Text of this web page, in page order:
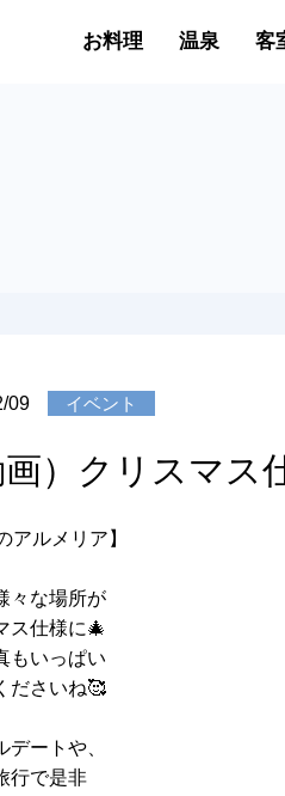
お料理 温泉 客
09 イベント
画）クリスマ
アルメリア】
々な場所が
ス仕様に🎄
もいっぱい
ださいね🥰
デートや、
行で是非